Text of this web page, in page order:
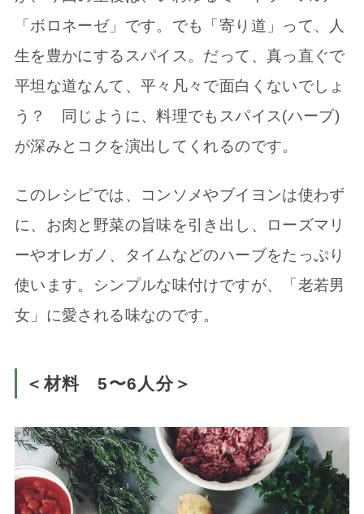
「ボロネーゼ」です。でも「寄り道」って、人
生を豊かにするスパイス。だって、真っ直ぐで
平坦な道なんて、平々凡々で面白くないでしょ
う？ 同じように、料理でもスパイス(ハーブ)
が深みとコクを演出してくれるのです。
このレシピでは、コンソメやブイヨンは使わず
に、お肉と野菜の旨味を引き出し、ローズマリ
ーやオレガノ、タイムなどのハーブをたっぷり
使います。シンプルな味付けですが、「老若男
女」に愛される味なのです。
＜材料 5〜6人分＞